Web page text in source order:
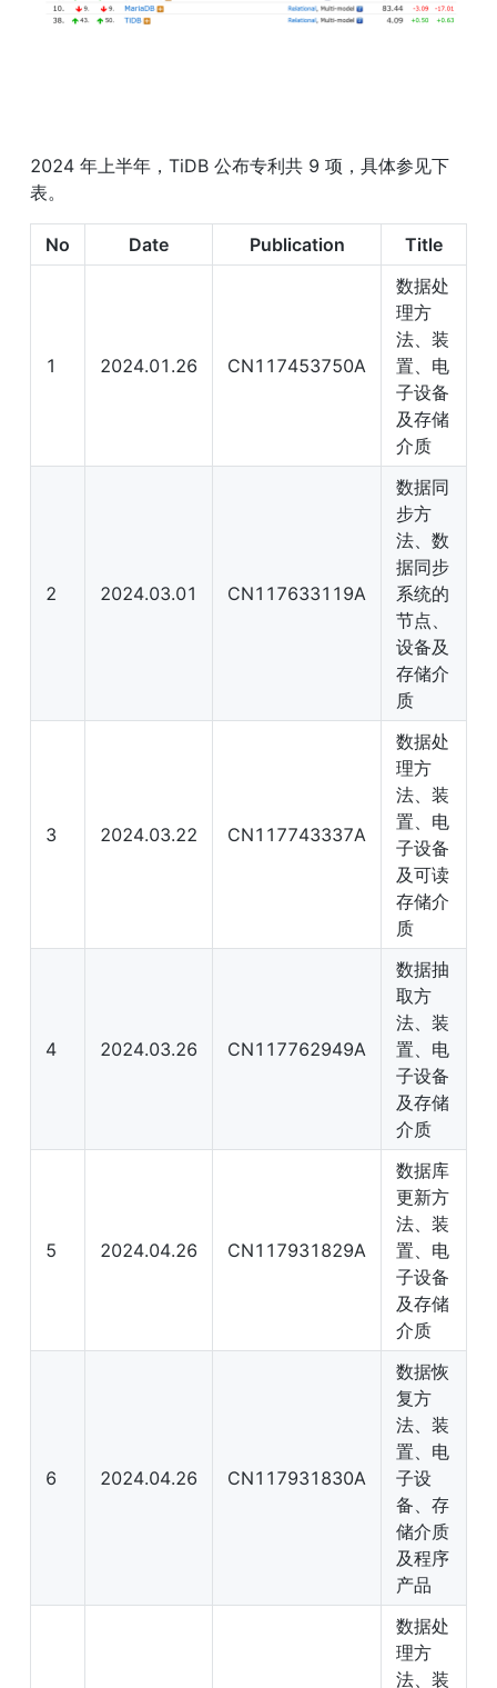
2024 年上半年，TiDB 公布专利共 9 项，具体参见下
表。
No Date Publication Title
1 2024.01.26 CN117453750A
数据处
理方
法、装
置、电
子设备
及存储
介质
2 2024.03.01 CN117633119A
数据同
步方
法、数
据同步
系统的
节点、
设备及
存储介
质
3 2024.03.22 CN117743337A
数据处
理方
法、装
置、电
子设备
及可读
存储介
质
4 2024.03.26 CN117762949A
数据抽
取方
法、装
置、电
子设备
及存储
介质
5 2024.04.26 CN117931829A
数据库
更新方
法、装
置、电
子设备
及存储
介质
6 2024.04.26 CN117931830A
数据恢
复方
法、装
置、电
子设
备、存
储介质
及程序
产品
数据处
理方
法、装